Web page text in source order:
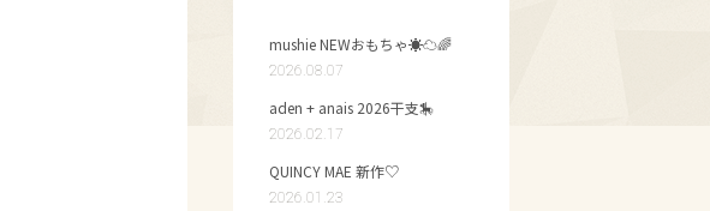
mushie NEWおもちゃ☀️☁️🌈
2026.08.07
aden + anais 2026干支🎠
2026.02.17
QUINCY MAE 新作♡
2026.01.23